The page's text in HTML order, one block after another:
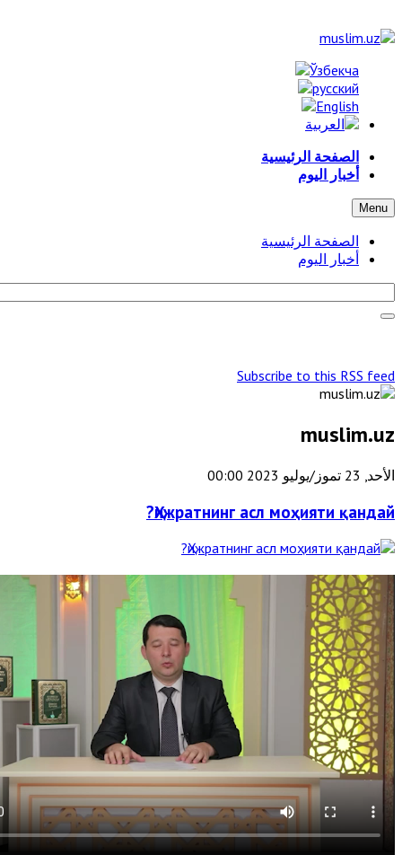
الصفحة الرئيسية
أخبار اليوم
Menu
الصفحة الرئيسية
أخبار اليوم
Subscribe to this RSS feed
muslim.uz
الأحد, 23 تموز/يوليو 2023 00:00
Ҳижратнинг асл моҳияти қандай?